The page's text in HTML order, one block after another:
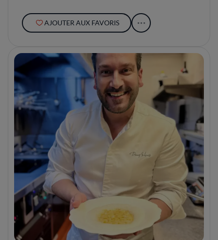
AJOUTER AUX FAVORIS